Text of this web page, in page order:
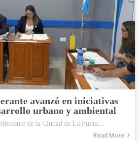
avanzó en iniciativas
urbano y ambiental
de la Ciudad de La Punta…
Read More